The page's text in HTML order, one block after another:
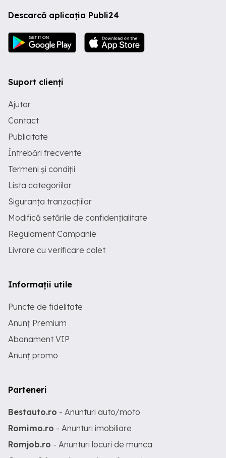
Descarcă aplicația Publi24
Suport clienți
Ajutor
Contact
Publicitate
Întrebări frecvente
Termeni și condiții
Lista categoriilor
Siguranța tranzacțiilor
Modifică setările de confidențialitate
Regulament Campanie
Livrare cu verificare colet
Informații utile
Puncte de fidelitate
Anunț Premium
Abonament VIP
Anunț promo
Parteneri
Bestauto.ro - Anunturi auto/moto
Romimo.ro - Anunturi imobiliare
Romjob.ro - Anunturi locuri de munca